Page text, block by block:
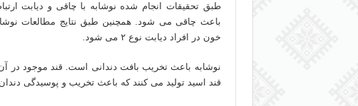
طبق تحقیقات انجام شده نوشابه با چاقی و دیابت
باعث چاقی می شود. همچنین طبق نتایج مطالعات
خون در افراد دیابت نوع ۲ می شود.
نوشابه باعث تخریب بافت دندانی است. قند موجود در
قند اسید تولید می کنند که باعث تخریب و پوسیدگی